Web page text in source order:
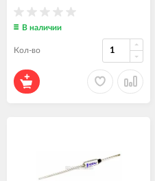
В наличии
Кол-во